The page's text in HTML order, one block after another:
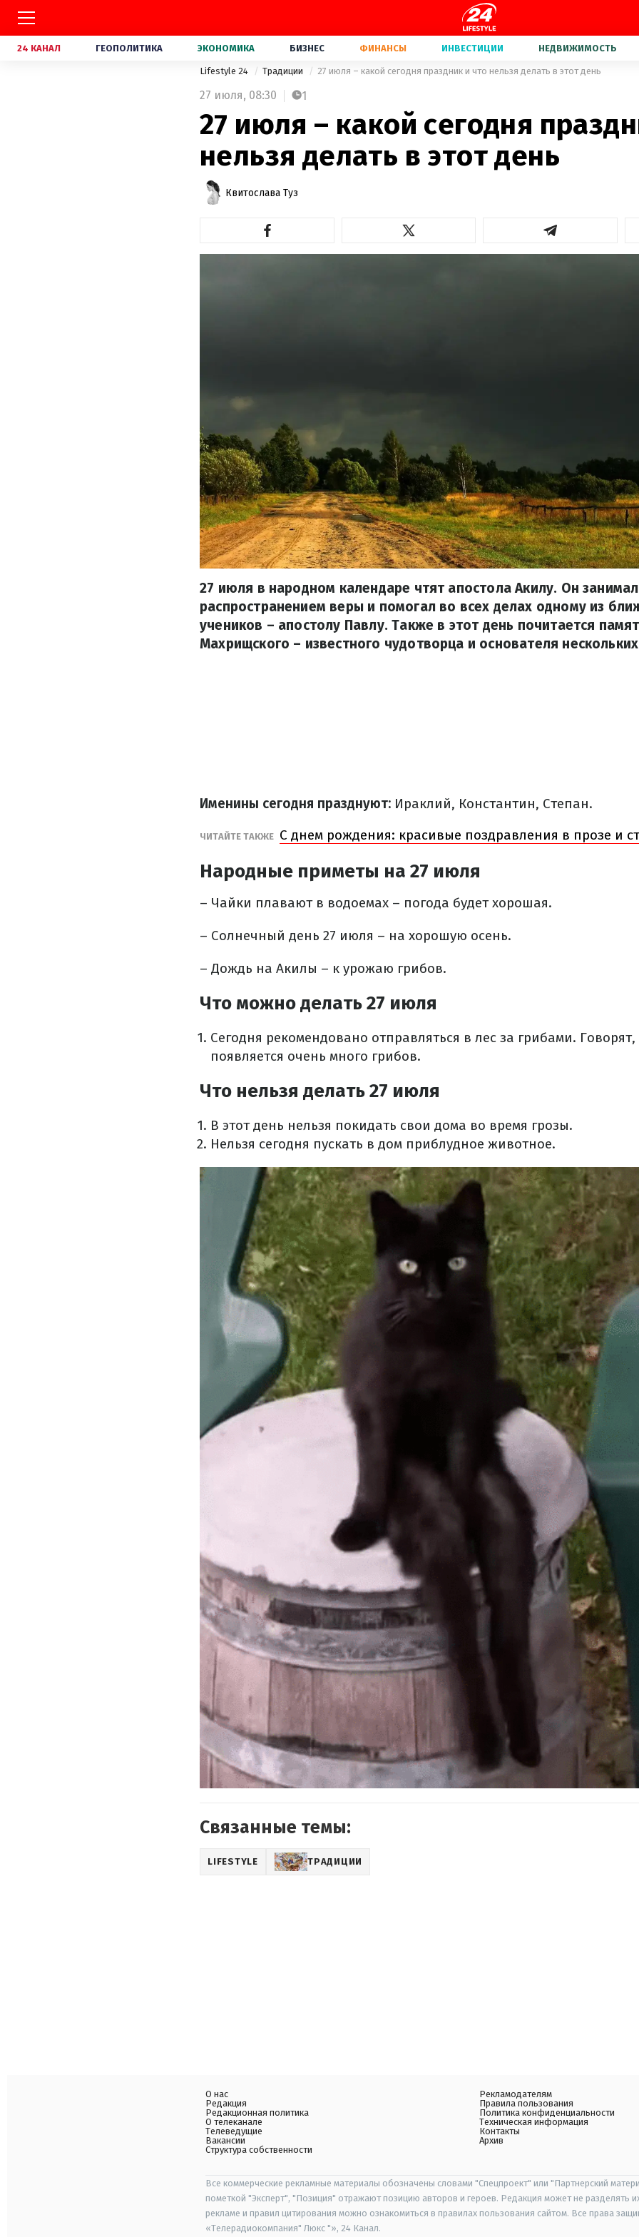
24 КАНАЛ ГЕОПОЛИТИКА ЭКОНОМИКА БИЗНЕС ФИНАНСЫ ИНВЕСТИЦИИ НЕДВИЖИМОСТЬ
Lifestyle 24 Традиции 27 июля – какой сегодня праздник и что нельзя делать в этот день
27 июля, 08:30 1
27 июля – какой сегодня
нельзя делать в этот день
Квитослава Туз
27 июля в народном календаре чтят апостола Акилу. Он
распространением веры и помогал во всех делах одному из
учеников – апостолу Павлу. Также в этот день почитается
Махрищского – известного чудотворца и основателя
Именины сегодня празднуют: Ираклий, Константин, Степан.
​ЧИТАЙТЕ ТАКЖЕ С днем рождения: красивые поздравления в прозе и
Народные приметы на 27 июля
– Чайки плавают в водоемах – погода будет хорошая.
– Солнечный день 27 июля – на хорошую осень.
– Дождь на Акилы – к урожаю грибов.
Что можно делать 27 июля
Сегодня рекомендовано отправляться в лес за грибами. Говорят,
появляется очень много грибов.
Что нельзя делать 27 июля
В этот день нельзя покидать свои дома во время грозы.
Нельзя сегодня пускать в дом приблудное животное.
Связанные темы:
LIFESTYLE ТРАДИЦИИ
О нас
Редакция
Редакционная политика
О телеканале
Телеведущие
Вакансии
Структура собственности
Рекламодателям
Правила пользования
Политика конфиденциальности
Техническая информация
Контакты
Архив
Все коммерческие рекламные материалы обозначены словами "Спецпроект" или "Партнерский
пометкой "Эксперт", "Позиция" отражают позицию авторов и героев. Редакция может не разделять
рекламе и правил цитирования можно ознакомиться в правилах пользования сайтом. Все права
«Телерадиокомпания" Люкс "», 24 Канал.